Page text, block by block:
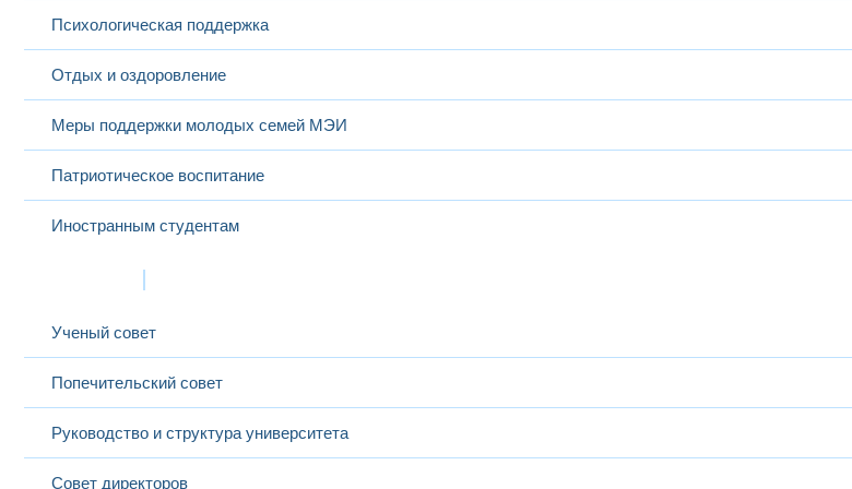
Психологическая поддержка
Отдых и оздоровление
Меры поддержки молодых семей МЭИ
Патриотическое воспитание
Иностранным студентам
Ученый совет
Попечительский совет
Руководство и структура университета
Совет директоров